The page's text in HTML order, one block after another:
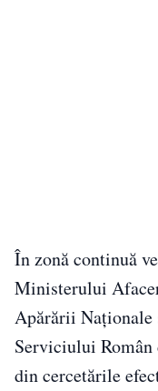
În zonă continuă
Ministerului
Apărării Naţionale
Serviciului
din cercetările